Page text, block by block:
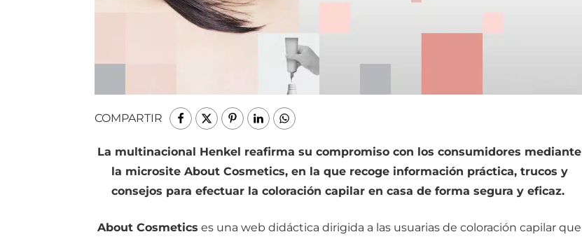
COMPARTIR
La multinacional Henkel reafirma su compromiso con los consumidores mediante
la microsite About Cosmetics, en la que recoge información práctica, trucos y
consejos para efectuar la coloración capilar en casa de forma segura y eficaz.
About Cosmetics es una web didáctica dirigida a las usuarias de coloración capilar que